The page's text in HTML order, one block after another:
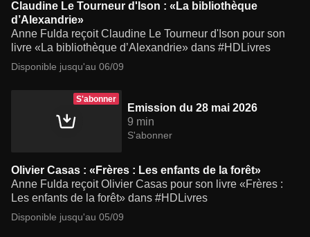
Claudine Le Tourneur d'Ison : «La bibliothèque
d’Alexandrie»
Anne Fulda reçoit Claudine Le Tourneur d'Ison pour son
livre «La bibliothèque d’Alexandrie» dans #HDLivres
Disponible jusqu'au 06/09
S'abonner
Emission du 28 mai 2026
9 min
S'abonner
Olivier Casas : «Frères : Les enfants de la forêt»
Anne Fulda reçoit Olivier Casas pour son livre «Frères :
Les enfants de la forêt» dans #HDLivres
Disponible jusqu'au 05/09